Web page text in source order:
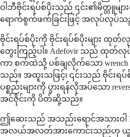
ဝါဘီဗိုင်းရပ်စ်ပိုးသည် ၎င်း၏မိတ္တူမျ
ရောက်စွက်ဖက်ခြင်းဖြင့် အလုပ်လုပ်သ
ဗိုင်းရပ်စ်ပိုးကို ဗိုင်းရပ်စ်ပိုးများ
တွေးကြည့်ပါ။ Adefovir သည် ထုတ်
ကာ စက်ထဲသို့ ပစ်ချလိုက်သော
သည်။ အထူးသဖြင့်၊ ၎င်းသည် ဗိုင်းရပ်
ပစ္စည်းများကို ပွားရန်လိုအပ်သော
အင်ဇိုင်းကို ပိတ်ဆို့သည်။
ဤဆေးသည် အသည်းရောင်အသားဝါ
အလယ်အလတ်အားကောင်းသည်ဟု ယူ